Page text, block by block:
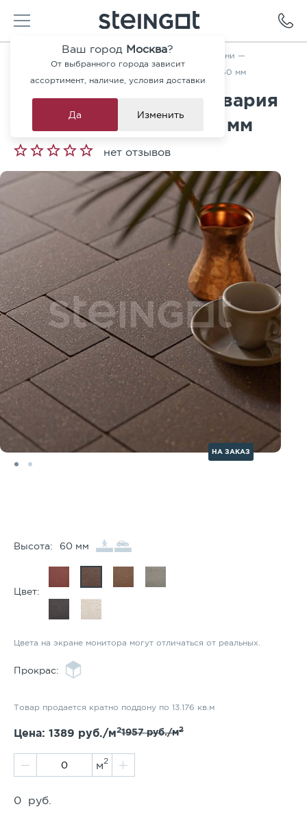
Ваш город Москва?
От выбранного города зависит
ассортимент, наличие, условия доставки
Да Изменить
Каталог — Тротуарная плитка и ступени —
Тротуарная плитка Бавария Темно-коричневая 60 мм
Тротуарная плитка Бавария
Темно-коричневая 60 мм
нет отзывов
НА ЗАКАЗ
Высота: 60 мм
Цвет:
Цвета на экране монитора могут отличаться от реальных.
Прокрас:
Товар продается кратно поддону по 13.176 кв.м
Цена: 1389 руб./м21957руб./м2
м2
0 руб.